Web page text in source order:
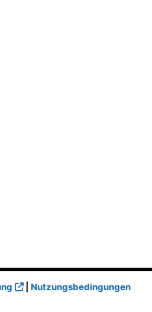
Nutzungsbedingungen